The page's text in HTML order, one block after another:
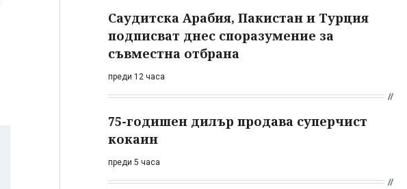
Саудитска Арабия, Пакистан и Турция
подписват днес споразумение за
съвместна отбрана
преди 12 часа
75-годишен дилър продава суперчист
кокаин
преди 5 часа